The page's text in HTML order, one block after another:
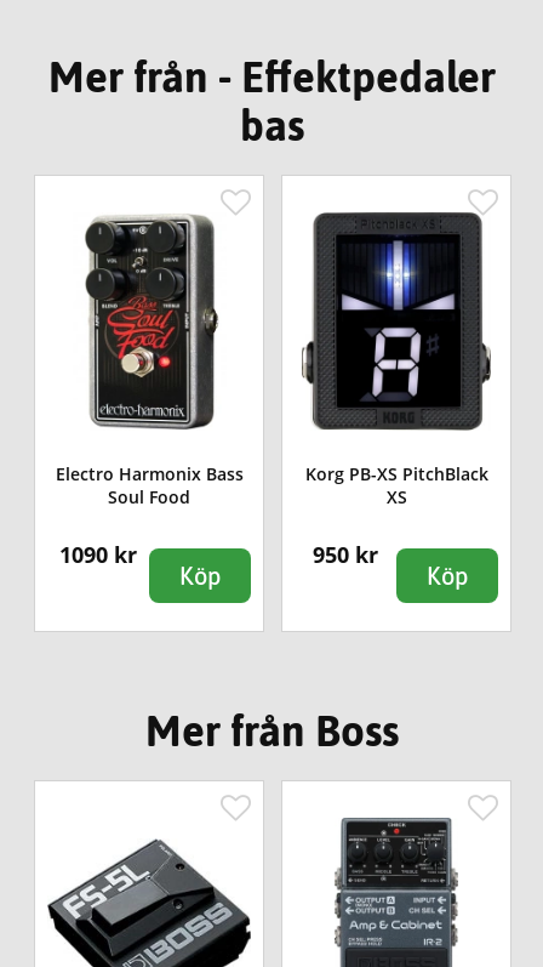
Mer från - Effektpedaler
bas
Electro Harmonix Bass
Soul Food
1090 kr
Köp
Korg PB-XS PitchBlack
XS
950 kr
Köp
Mer från Boss